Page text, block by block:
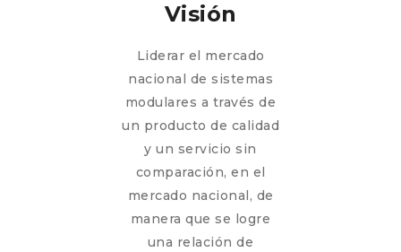
Visión
Liderar el mercado
nacional de sistemas
modulares a través de
un producto de calidad
y un servicio sin
comparación, en el
mercado nacional, de
manera que se logre
una relación de